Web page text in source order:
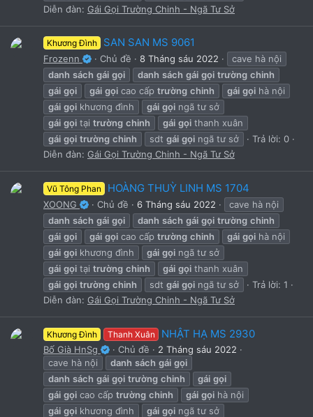
Diễn đàn: Gái Gọi Trường Chinh - Ngã Tư Sở
Khương Đình SAN SAN MS 9061
Frozenn Chủ đề 8 Tháng sáu 2022
cave hà nội
danh sách gái gọi danh sách gái gọi trường chinh
gái gọi gái gọi cao cấp trường chinh gái gọi hà nội
gái gọi khương đình gái gọi ngã tư sở
gái gọi tại trường chinh gái gọi thanh xuân
gái gọi trường chinh sdt gái gọi ngã tư sở
Trả lời: 0
Diễn đàn: Gái Gọi Trường Chinh - Ngã Tư Sở
Vũ Tông Phan HOÀNG THUỲ LINH MS 1704
XOONG Chủ đề 6 Tháng sáu 2022
cave hà nội
danh sách gái gọi danh sách gái gọi trường chinh
gái gọi gái gọi cao cấp trường chinh gái gọi hà nội
gái gọi khương đình gái gọi ngã tư sở
gái gọi tại trường chinh gái gọi thanh xuân
gái gọi trường chinh sdt gái gọi ngã tư sở
Trả lời: 1
Diễn đàn: Gái Gọi Trường Chinh - Ngã Tư Sở
Khương Đình Thanh Xuân NHẬT HẠ MS 2930
Bố Già HnSg Chủ đề
2 Tháng sáu 2022
cave hà nội
danh sách gái gọi
danh sách gái gọi trường chinh gái gọi
gái gọi cao cấp trường chinh gái gọi hà nội
gái gọi khương đình gái gọi ngã tư sở